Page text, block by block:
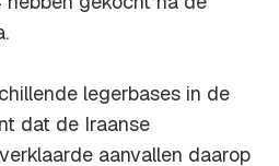
legerbases in de
dat de Iraanse
aanvallen daarop